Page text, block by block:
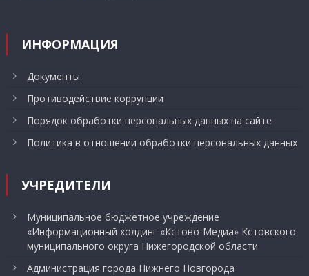
ИНФОРМАЦИЯ
Документы
Противодействие коррупции
Порядок обработки персональных данных на сайте
Политика в отношении обработки персональных данных
УЧРЕДИТЕЛИ
Муниципальное бюджетное учреждение
«Информационный холдинг «Кстово-Медиа» Кстовского
муниципального округа Нижегородской области
Администрация города Нижнего Новгорода